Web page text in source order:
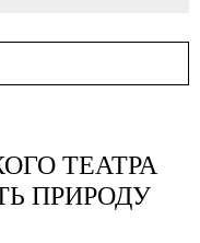
ТЕАТРА
ПРИРОДУ